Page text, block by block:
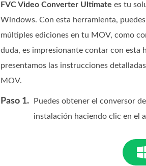
FVC Video Converter Ultimate es tu
Windows. Con esta herramienta,
múltiples ediciones en tu MOV, como
duda, es impresionante contar con esta
presentamos las instrucciones
MOV.
Paso 1.
Puedes obtener el conversor
instalación haciendo clic en el